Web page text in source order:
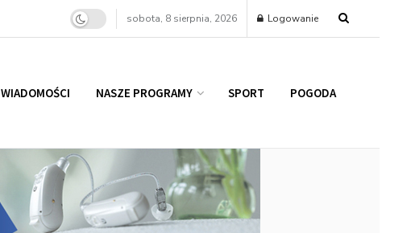
sobota, 8 sierpnia, 2026 Logowanie
WIADOMOŚCI NASZE PROGRAMY SPORT POGODA